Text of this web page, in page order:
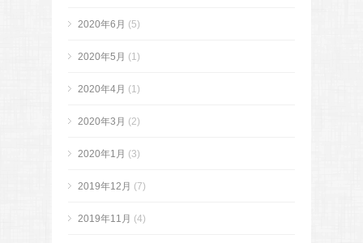
2020年6月 (5)
2020年5月 (1)
2020年4月 (1)
2020年3月 (2)
2020年1月 (3)
2019年12月 (7)
2019年11月 (4)